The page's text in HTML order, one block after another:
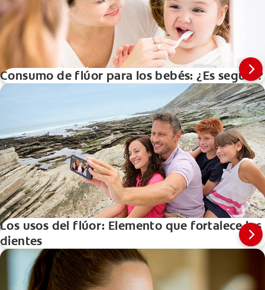
Consumo de flúor para los bebés: ¿Es seguro?
Los usos del flúor: Elemento que fortalece los
dientes